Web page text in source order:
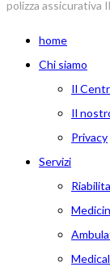
polizza assicurativa
home
Chi siamo
Il
Il
Privacy
Servizi